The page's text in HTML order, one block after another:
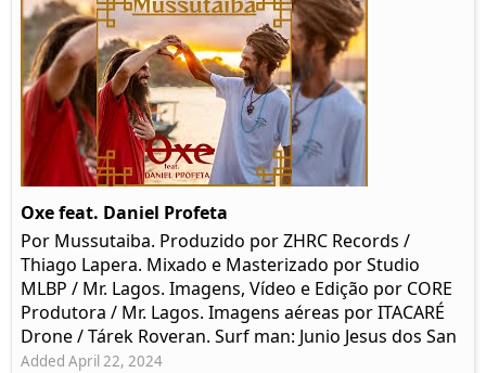
Oxe feat. Daniel Profeta
Por Mussutaiba. Produzido por ZHRC Records /
Thiago Lapera. Mixado e Masterizado por Studio
MLBP / Mr. Lagos. Imagens, Vídeo e Edição por CORE
Produtora / Mr. Lagos. Imagens aéreas por ITACARÉ
Drone / Tárek Roveran. Surf man: Junio Jesus dos San
Added April 22, 2024